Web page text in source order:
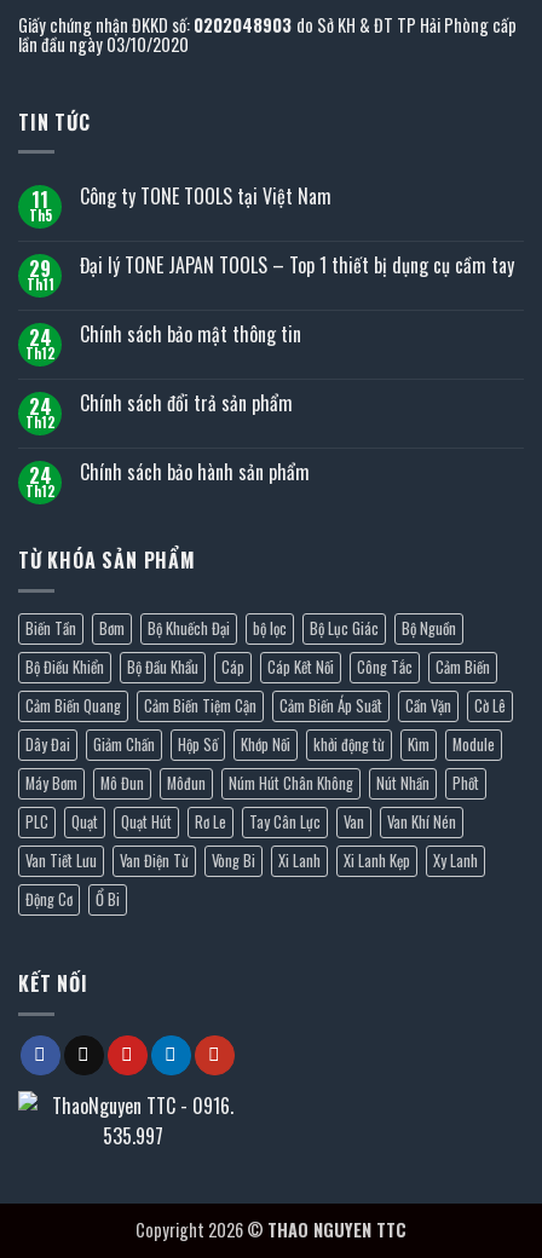
Giấy chứng nhận ĐKKD số:0202048903 do Sở KH & ĐT TP Hải Phòng cấp
lần đầu ngày 03/10/2020
TIN TỨC
11
Th5
Công ty TONE TOOLS tại Việt Nam
bình
luận
TONE
TOOLS
Nam
29
Th11
Đại lý TONE JAPAN TOOLS – Top 1 thiết bị dụng cụ cầm tay
bình
luận
TONE
JAPAN
Top
1
cầm
tay
24
Th12
Chính sách bảo mật thông tin
bình
luận
bảo
mật
24
Th12
Chính sách đổi trả sản phẩm
bình
luận
trả
sản
24
Th12
Chính sách bảo hành sản phẩm
luận
ở
Chính
hành
sản
phẩm
TỪ KHÓA SẢN PHẨM
Biến Tần Bơm Bộ Khuếch Đại bộ lọc Bộ Lục Giác
Bộ Nguồn
Bộ Điều Khiển
Bộ Đầu Khẩu Cáp Cáp Kết Nối Công Tắc
Cảm Biến
Cảm Biến Quang
Cảm Biến Tiệm Cận Cảm Biến Áp Suất Cần Vặn
Cờ Lê
Dây Đai
Giảm Chấn Hộp Số Khớp Nối khởi động từ Kìm
Module
Máy Bơm
Mô Đun Môđun Núm Hút Chân Không Nút Nhấn
Phốt
PLC
Quạt Quạt Hút Rơ Le Tay Cân Lực Van
Van Khí Nén
Van Tiết Lưu
Van Điện Từ Vòng Bi Xi Lanh Xi Lanh Kẹp
Xy Lanh
Động Cơ
Ổ Bi
KẾT NỐI
Copyright 2026 © THAO NGUYEN TTC